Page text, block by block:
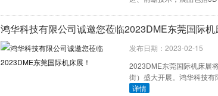
鸿华科技有限公司诚邀您莅临2023DME东莞国际机
发布日期：2023-02-15
2023DME东莞国际机床展
街）盛大开展。鸿华科技有
详情